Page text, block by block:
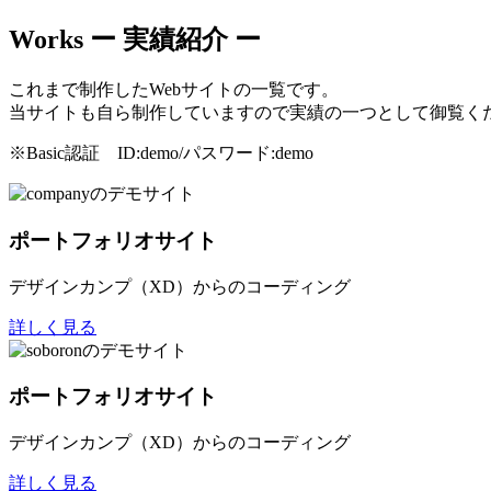
Works ー 実績紹介 ー
これまで制作したWebサイトの一覧です。
当サイトも自ら制作していますので実績の一つとして御覧く
※Basic認証 ID:demo/パスワード:demo
ポートフォリオサイト
デザインカンプ（XD）からのコーディング
詳しく見る
ポートフォリオサイト
デザインカンプ（XD）からのコーディング
詳しく見る